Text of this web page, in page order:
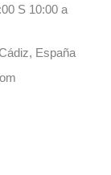
S 10:00 a
España